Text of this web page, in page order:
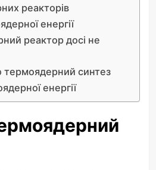
реакторів
енергії
реактор досі не
термоядерний синтез
енергії